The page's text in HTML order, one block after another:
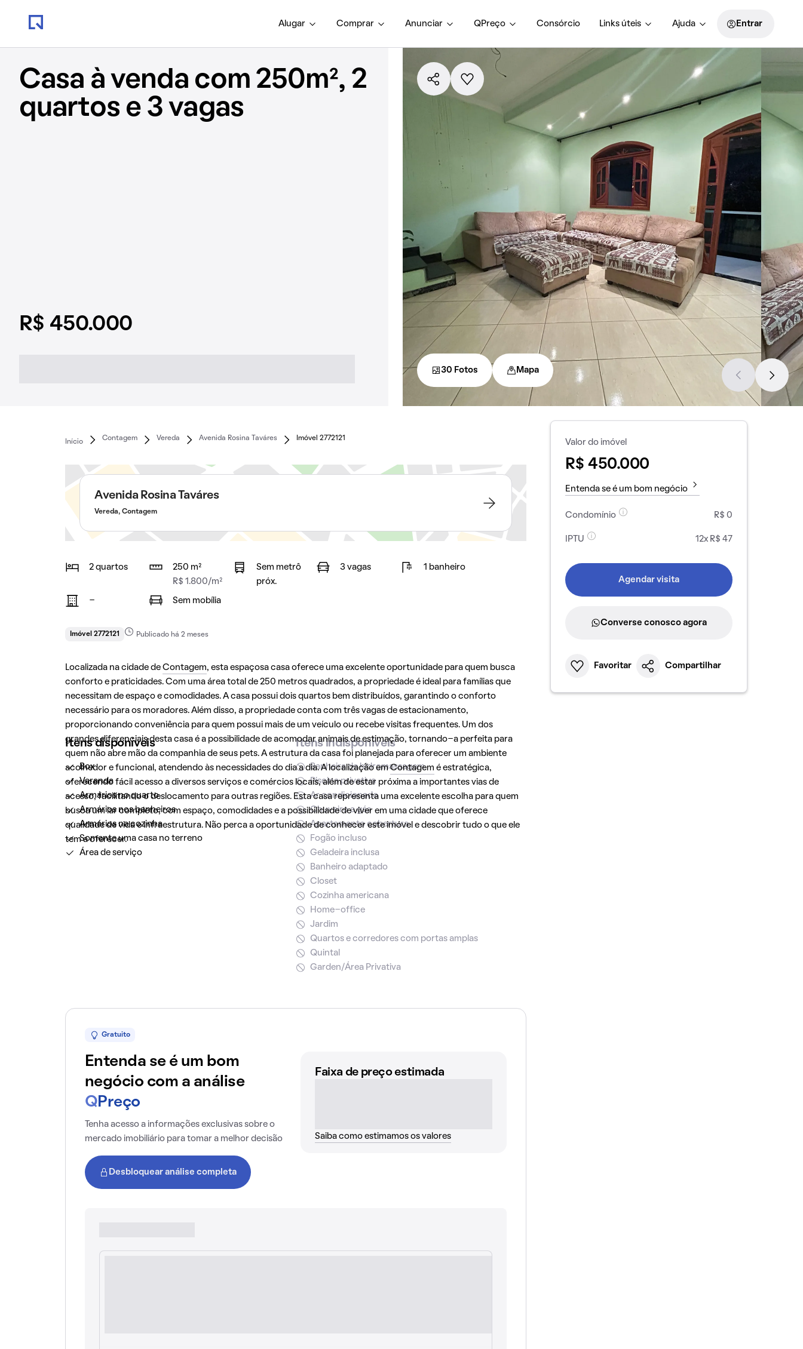
Alugar Comprar Anunciar QPreço Consórcio Links úteis Ajuda Entrar
Casa à venda com 250m², 2
quartos e 3 vagas
R$ 450.000
30 Fotos Mapa
Início
Contagem Vereda Avenida Rosina Taváres Imóvel 2772121
Avenida Rosina Taváres
Vereda, Contagem
2 quartos
250 m²
R$ 1.800/m²
Sem metrô
próx.
3 vagas 1 banheiro
- Sem mobília
Imóvel 2772121 Publicado há 2 meses
Localizada na cidade de Contagem, esta espaçosa casa oferece uma excelente oportunidade para quem busca
conforto e praticidades. Com uma área total de 250 metros quadrados, a propriedade é ideal para famílias que
necessitam de espaço e comodidades. A casa possui dois quartos bem distribuídos, garantindo o conforto
necessário para os moradores. Além disso, a propriedade conta com três vagas de estacionamento,
proporcionando conveniência para quem possui mais de um veículo ou recebe visitas frequentes. Um dos
grandes diferenciais desta casa é a possibilidade de acomodar animais de estimação, tornando-a perfeita para
quem não abre mão da companhia de seus pets. A estrutura da casa foi planejada para oferecer um ambiente
acolhedor e funcional, atendendo às necessidades do dia a dia. A localização emContagem é estratégica,
oferecendo fácil acesso a diversos serviços e comércios locais, além de estar próxima a importantes vias de
acesso, facilitando o deslocamento para outras regiões. Esta casa representa uma excelente escolha para quem
busca um lar completo, com espaço, comodidades e a possibilidade de viver em uma cidade que oferece
qualidade de vida e infraestrutura. Não perca a oportunidade de conhecer este imóvel e descobrir tudo o que ele
tem a oferecer.
Itens disponíveis
Box
Varanda
Armários no quarto
Armários nos banheiros
Armários na cozinha
Somente uma casa no terreno
Área de serviço
Itens indisponíveis
Banheira de hidromassagem
Piscina privativa
Ar condicionado
Chuveiro a gás
Apartamento cobertura
Fogão incluso
Geladeira inclusa
Banheiro adaptado
Closet
Cozinha americana
Home-office
Jardim
Quartos e corredores com portas amplas
Quintal
Garden/Área Privativa
Gratuito
Entenda se é um bom
negócio com a análise
Q Preço
Tenha acesso a informações exclusivas sobre o
mercado imobiliário para tomar a melhor decisão
Desbloquear análise completa
Faixa de preço estimada
Saiba como estimamos os valores
Valor do imóvel
R$ 450.000
Entenda se é um bom negócio
Condomínio R$ 0
IPTU 12x R$ 47
Agendar visita
Converse conosco agora
Favoritar Compartilhar